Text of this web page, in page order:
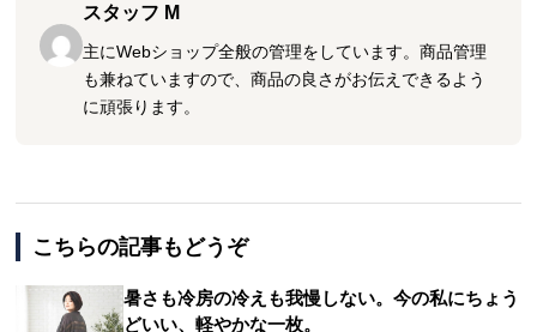
スタッフ M
主にWebショップ全般の管理をしています。商品管理
も兼ねていますので、商品の良さがお伝えできるよう
に頑張ります。
こちらの記事もどうぞ
暑さも冷房の冷えも我慢しない。今の私にちょう
どいい、軽やかな一枚。